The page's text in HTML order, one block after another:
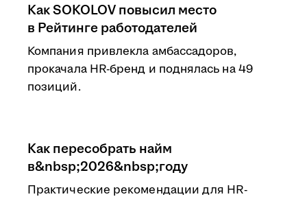
Как SOKOLOV повысил место
в Рейтинге работодателей
Компания привлекла амбассадоров,
прокачала HR-бренд и поднялась на 49
позиций.
Как пересобрать найм
в&nbsp;2026&nbsp;году
Практические рекомендации для HR-